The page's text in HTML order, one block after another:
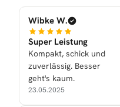
Wibke W.
Super Leistung
Kompakt, schick und
zuverlässig. Besser
geht's kaum.
23.05.2025